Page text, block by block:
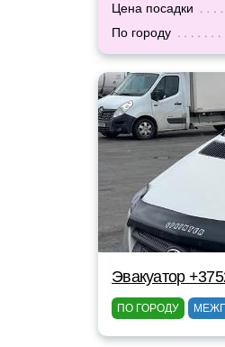
Цена посадки
По городу
Эвакуатор
ПО ГОРОДУ